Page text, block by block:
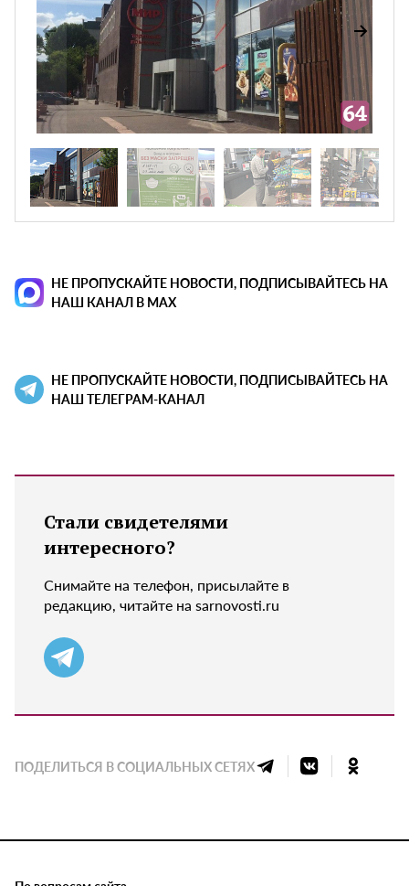
НЕ ПРОПУСКАЙТЕ НОВОСТИ, ПОДПИСЫВАЙТЕСЬ НА
НАШ КАНАЛ В MAX
НЕ ПРОПУСКАЙТЕ НОВОСТИ, ПОДПИСЫВАЙТЕСЬ НА
НАШ ТЕЛЕГРАМ-КАНАЛ
Стали свидетелями
интересного?
Снимайте на телефон, присылайте в
редакцию, читайте на sarnovosti.ru
ПОДЕЛИТЬСЯ В СОЦИАЛЬНЫХ СЕТЯХ